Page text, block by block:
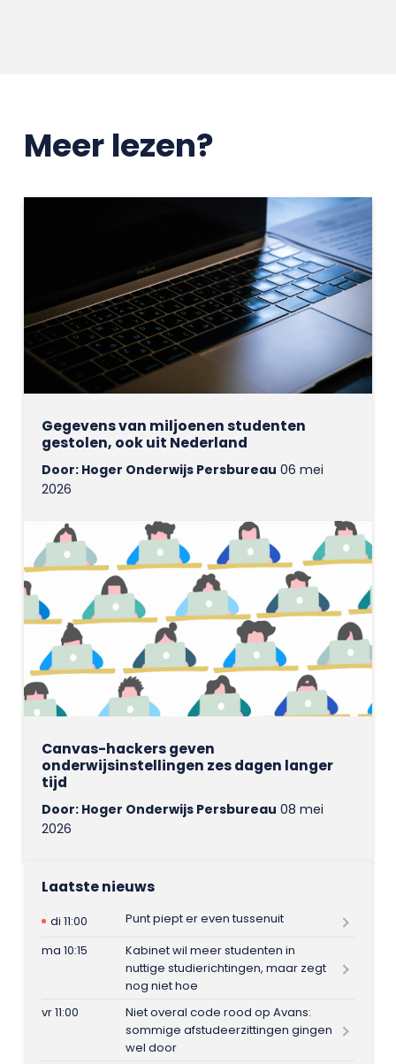
Meer lezen?
Gegevens van miljoenen studenten
gestolen, ook uit Nederland
Door: Hoger Onderwijs Persbureau 06 mei
2026
Canvas-hackers geven
onderwijsinstellingen zes dagen langer
tijd
Door: Hoger Onderwijs Persbureau 08 mei
2026
Laatste nieuws
di 11:00
Punt piept er even tussenuit
ma 10:15
Kabinet wil meer studenten in
nuttige studierichtingen, maar zegt
nog niet hoe
vr 11:00
Niet overal code rood op Avans:
sommige afstudeerzittingen gingen
wel door